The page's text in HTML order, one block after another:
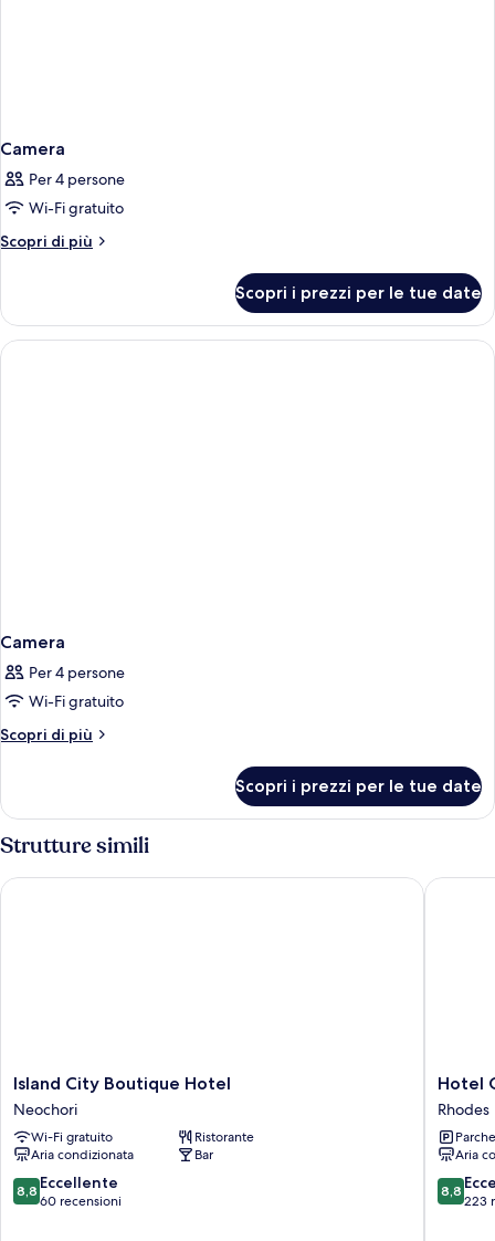
Camera
Per 4 persone
Wi-Fi gratuito
Scopri di più
Altri
Scopri i prezzi per le tue date
Camera
Per 4 persone
Wi-Fi gratuito
Scopri di più
Altri
Scopri i prezzi per le tue date
Strutture simili
Island
City
Boutique
Hotel
Neochori
Island City Boutique Hotel
Neochori
Wi-Fi gratuito
Ristorante
Aria condizionata
Bar
8.8
su
8,8 Eccellente
60 recensioni
Island City Boutique Hotel
Hotel
Galaxias
Rhodes
Hotel
Rhodes
Aria
8.8
su
8,8
223
Hotel